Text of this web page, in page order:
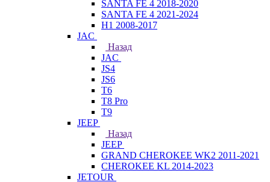
SANTA FE 4 2018-2020
SANTA FE 4 2021-2024
H1 2008-2017
JAC
Назад
JAC
JS4
JS6
T6
T8 Pro
T9
JEEP
Назад
JEEP
GRAND CHEROKEE WK2 2011-2021
CHEROKEE KL 2014-2023
JETOUR